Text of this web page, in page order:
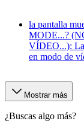
la pantalla
MODE...?
VÍDEO...): La
en modo de
Mostrar más
¿Buscas algo más?